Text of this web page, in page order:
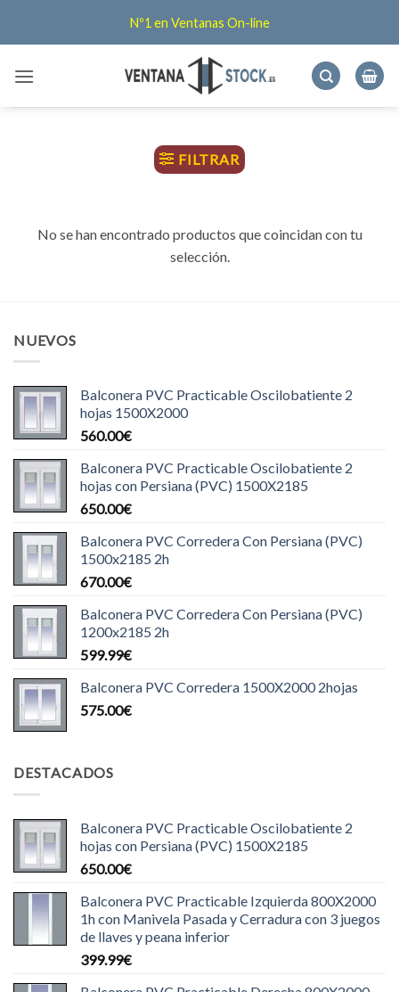
Nº1 en Ventanas On-line
FILTRAR
No se han encontrado productos que coincidan con tu
selección.
NUEVOS
Balconera PVC Practicable Oscilobatiente 2
hojas 1500X2000
560.00€
Balconera PVC Practicable Oscilobatiente 2
hojas con Persiana (PVC) 1500X2185
650.00€
Balconera PVC Corredera Con Persiana (PVC)
1500x2185 2h
670.00€
Balconera PVC Corredera Con Persiana (PVC)
1200x2185 2h
599.99€
Balconera PVC Corredera 1500X2000 2hojas
575.00€
DESTACADOS
Balconera PVC Practicable Oscilobatiente 2
hojas con Persiana (PVC) 1500X2185
650.00€
Balconera PVC Practicable Izquierda 800X2000
1h con Manivela Pasada y Cerradura con 3 juegos
de llaves y peana inferior
399.99€